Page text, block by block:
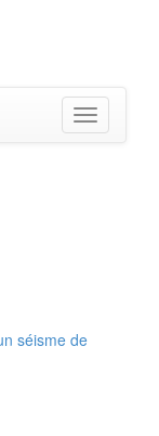
Toggle
navigation
séisme de